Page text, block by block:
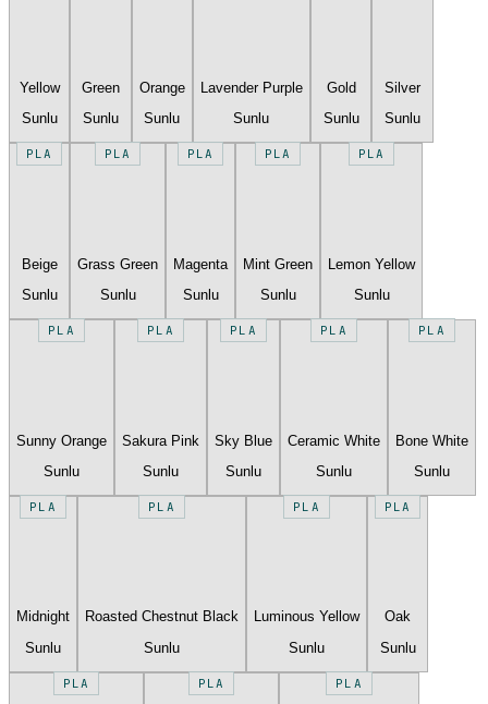
Yellow
Sunlu
Green
Sunlu
Orange
Sunlu
Lavender Purple
Sunlu
Gold
Sunlu
Silver
Sunlu
PLA
Beige
Sunlu
PLA
Grass Green
Sunlu
PLA
Magenta
Sunlu
PLA
Mint Green
Sunlu
PLA
Lemon Yellow
Sunlu
PLA
Sunny Orange
Sunlu
PLA
Sakura Pink
Sunlu
PLA
Sky Blue
Sunlu
PLA
Ceramic White
Sunlu
PLA
Bone White
Sunlu
PLA
Midnight
Sunlu
PLA
Roasted Chestnut Black
Sunlu
PLA
Luminous Yellow
Sunlu
PLA
Oak
Sunlu
PLA PLA PLA